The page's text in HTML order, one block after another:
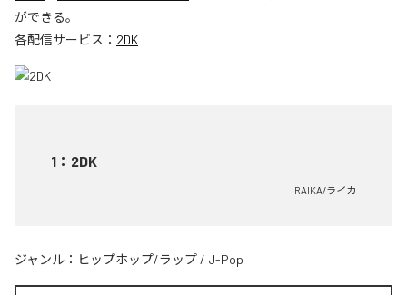
ができる。
各配信サービス： 2DK
1 ： 2DK
RAIKA/ライカ
ジャンル： ヒップホップ/ラップ / J-Pop